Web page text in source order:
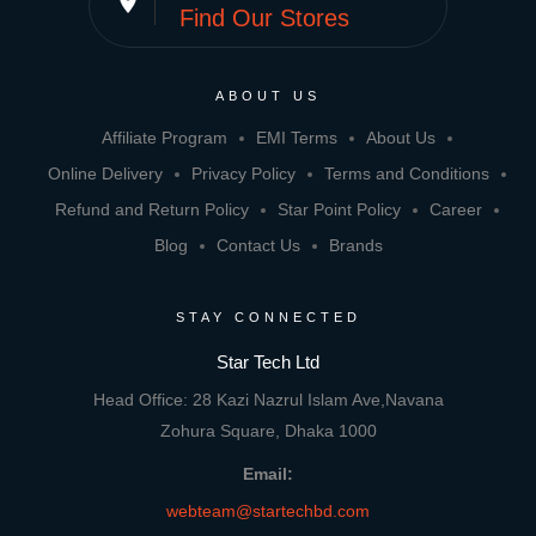
Find Our Stores
ABOUT US
Affiliate Program EMI Terms
About Us
Online Delivery
Privacy Policy
Terms and Conditions
Refund and Return Policy
Star Point Policy
Career
Blog
Contact Us Brands
STAY CONNECTED
Star Tech Ltd
Head Office: 28 Kazi Nazrul Islam Ave,Navana
Zohura Square, Dhaka 1000
Email:
webteam@startechbd.com